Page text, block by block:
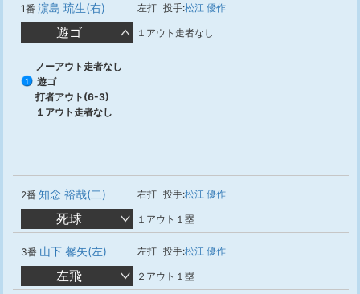
1番 濵島 琉生(右) 左打 投手:松江 優作
遊ゴ １アウト走者なし
ノーアウト走者なし
1
遊ゴ
打者アウト(6-3)
１アウト走者なし
2番 知念 裕哉(二) 右打 投手:松江 優作
死球 １アウト１塁
3番 山下 馨矢(左) 左打 投手:松江 優作
左飛 ２アウト１塁